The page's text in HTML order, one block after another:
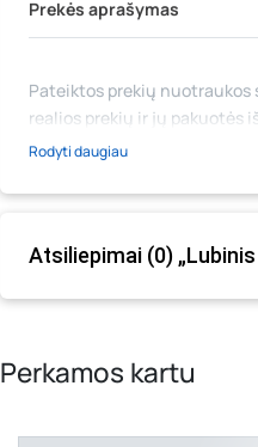
Prekės aprašymas
Pateiktos prekių
realios prekių ir jų pakuotės
medžiaga su aprašymu) yra
prašome vadovautis ta
Rodyti daugiau
Atsiliepimai (0)
Perkamos kartu